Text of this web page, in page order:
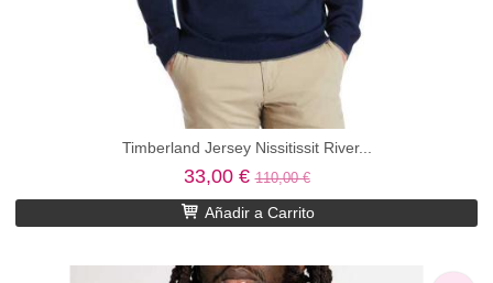
Timberland Jersey Nissitissit River...
33,00 €110,00 €
Añadir a Carrito